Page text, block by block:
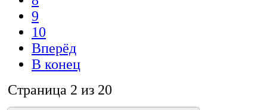
9
10
Вперёд
В конец
Страница 2 из 20